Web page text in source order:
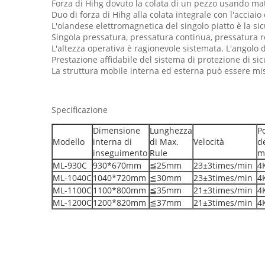
Forza di Hihg dovuto la colata di un pezzo usando
Duo di forza di Hihg alla colata integrale con
L'olandese elettromagnetica del singolo piatto è la
Singola pressatura, pressatura continua,
L'altezza operativa è ragionevole sistemata.
Prestazione affidabile del sistema di protezione di
La struttura mobile interna ed esterna può essere
Specificazione
Modello
Dimensione
interna di
inseguimento
Lunghezza
di Max.
Rule
Velocità
ML-930C 930*670mm ≦25mm 23±3times/min
ML-1040C1040*720mm ≦30mm 23±3times/min
ML-1100C1100*800mm ≦35mm 21±3times/min
ML-1200C1200*820mm ≦37mm 21±3times/min